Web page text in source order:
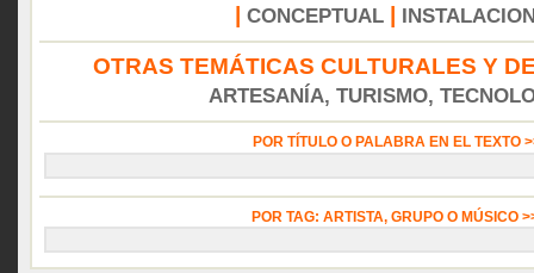
CONCEPTUAL
OTRAS TEMÁTICAS CULTURALES Y
ARTESANÍA, TURISMO,
POR TÍTULO O PALABRA EN EL TEXTO
POR TAG: ARTISTA, GRUPO O MÚSICO